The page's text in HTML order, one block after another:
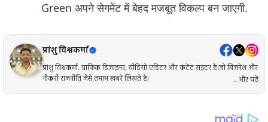
Green अपने सेगमेंट में बेहद मजबूत विकल्प बन जाएगी.
प्रांशु विश्वकर्मा
प्रांशु विश्वकर्मा, ग्राफिक डिजाइनर, वीडियो एडिटर और कंटेंट राइटर है।जो बिजनेश और
नौकरी राजनीति जैसे तमाम खबरे लिखते है।
... और पढ़ें